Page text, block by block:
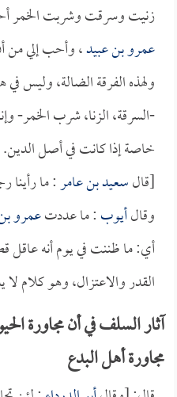
زنيت وسرقت وشربت الخمر
عمرو بن عبيد، وأحب إلي من
ولهذه الفرقة الضالة، وليس
-السرقة، الزنا، شرب الخمر-
خاصة إذا كانت في أصل الدين.
[قالسعيد بن عامر: ما
وقالأيوب: ما عددتعمرو
أي: ما ظننت في يوم أنه عاقل
القدر والاعتزال، وهو كلام
آثار السلف في أن مجاورة
مجاورة أهل البدع